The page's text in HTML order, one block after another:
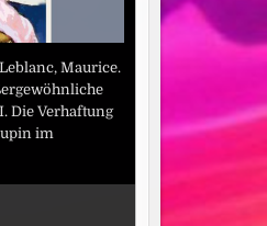
Maurice.
Die Verhaftung
im